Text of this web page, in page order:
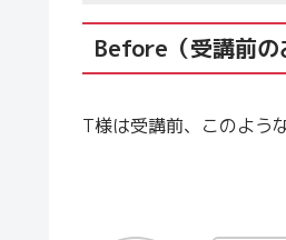
Before（受講前の
T様は受講前、このよう